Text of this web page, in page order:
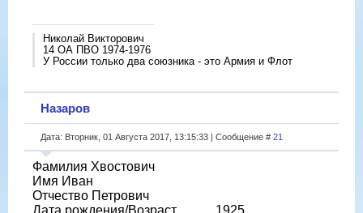
Николай Викторович
14 ОА ПВО 1974-1976
У России только два союзника - это Армия и Флот
Назаров
Дата: Вторник, 01 Августа 2017, 13:15:33 | Сообщение # 21
Фамилия Хвостович
Имя Иван
Отчество Петрович
Дата рождения/Возраст __.__.1925